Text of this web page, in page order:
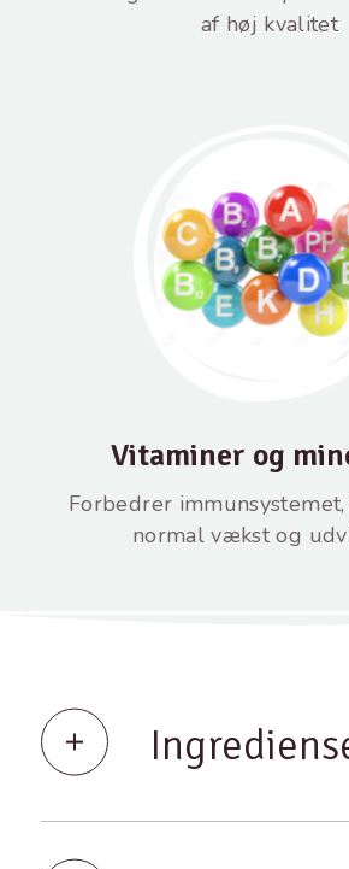
af høj kvalitet
Vitaminer og
Forbedrer
normal vækst og